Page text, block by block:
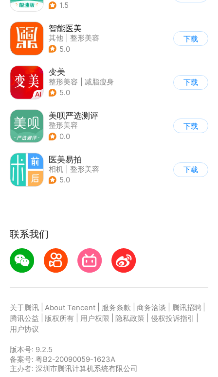
1.5
智能医美
其他
整形美容
5.0
下载
变美
整形美容
减脂瘦身
5.0
下载
美呗严选测评
整形美容
0.0
下载
医美易拍
相机
整形美容
5.0
下载
联系我们
关于腾讯 About Tencent 服务条款 商务洽谈 腾讯招聘
腾讯公益
版权所有 用户权限 隐私政策 侵权投诉指引
用户协议
版本号: 9.2.5
备案号: 粤B2-20090059-1623A
主办者: 深圳市腾讯计算机系统有限公司